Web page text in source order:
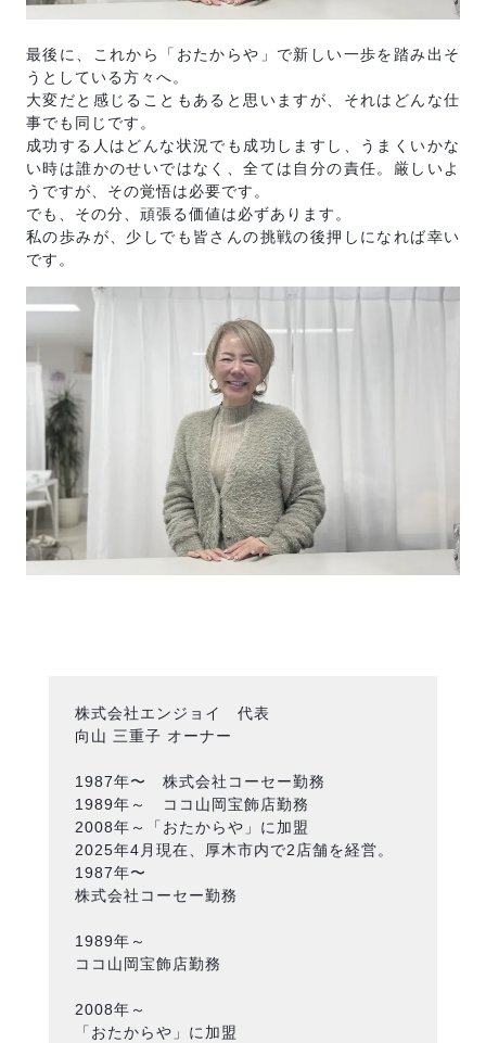
最後に、これから「おたからや」で新しい一歩を踏み出そ
うとしている方々へ。
大変だと感じることもあると思いますが、それはどんな仕
事でも同じです。
成功する人はどんな状況でも成功しますし、うまくいかな
い時は誰かのせいではなく、全ては自分の責任。厳しいよ
うですが、その覚悟は必要です。
でも、その分、頑張る価値は必ずあります。
私の歩みが、少しでも皆さんの挑戦の後押しになれば幸い
です。
株式会社エンジョイ 代表
向山 三重子 オーナー
1987年〜 株式会社コーセー勤務
1989年～ ココ山岡宝飾店勤務
2008年～「おたからや」に加盟
2025年4月現在、厚木市内で2店舗を経営。
1987年〜
株式会社コーセー勤務
1989年～
ココ山岡宝飾店勤務
2008年～
「おたからや」に加盟